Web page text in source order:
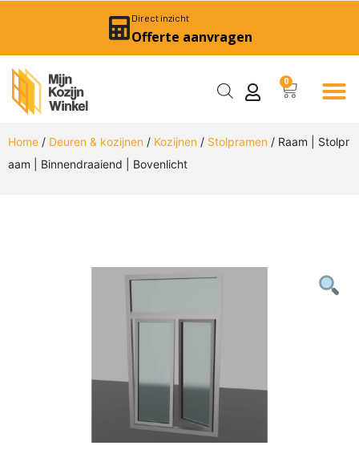
Direct inzicht
Offerte aanvragen
0
Home / Deuren & kozijnen / Kozijnen / Stolpramen / Raam | Stolpr
aam | Binnendraaiend | Bovenlicht